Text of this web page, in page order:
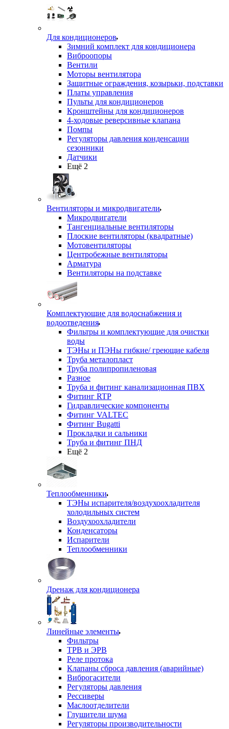
Для кондиционеров
Зимний комплект для кондиционера
Виброопоры
Вентили
Моторы вентилятора
Защитные ограждения, козырьки, подставки
Платы управления
Пульты для кондиционеров
Кронштейны для кондиционеров
4-ходовые реверсивные клапана
Помпы
Регуляторы давления конденсации
сезонники
Датчики
Ещё 2
Вентиляторы и микродвигатели
Микродвигатели
Тангенциальные вентиляторы
Плоские вентиляторы (квадратные)
Мотовентиляторы
Центробежные вентиляторы
Арматура
Вентиляторы на подставке
Комплектующие для водоснабжения и
водоотведения
Фильтры и комплектующие для очистки
воды
ТЭНы и ПЭНы гибкие/ греющие кабеля
Труба металопласт
Труба полипропиленовая
Разное
Труба и фитинг канализационная ПВХ
Фитинг RTP
Гидравлические компоненты
Фитинг VALTEC
Фитинг Bugatti
Прокладки и сальники
Труба и фитинг ПНД
Ещё 2
Теплообменники
ТЭНы испарителя/воздухоохладителя
холодильных систем
Воздухоохладители
Конденсаторы
Испарители
Теплообменники
Дренаж для кондиционера
Линейные элементы
Фильтры
ТРВ и ЭРВ
Реле протока
Клапаны сброса давления (аварийные)
Виброгасители
Регуляторы давления
Рессиверы
Маслоотделители
Глушители шума
Регуляторы производительности